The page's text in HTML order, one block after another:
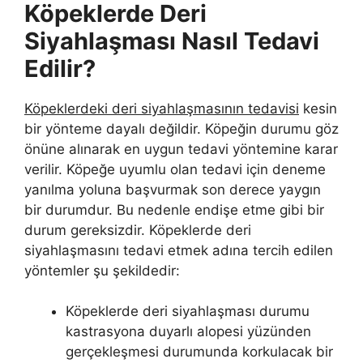
Köpeklerde Deri
Siyahlaşması Nasıl Tedavi
Edilir?
Köpeklerdeki deri siyahlaşmasının tedavisi kesin
bir yönteme dayalı değildir. Köpeğin durumu göz
önüne alınarak en uygun tedavi yöntemine karar
verilir. Köpeğe uyumlu olan tedavi için deneme
yanılma yoluna başvurmak son derece yaygın
bir durumdur. Bu nedenle endişe etme gibi bir
durum gereksizdir. Köpeklerde deri
siyahlaşmasını tedavi etmek adına tercih edilen
yöntemler şu şekildedir:
Köpeklerde deri siyahlaşması durumu
kastrasyona duyarlı alopesi yüzünden
gerçekleşmesi durumunda korkulacak bir